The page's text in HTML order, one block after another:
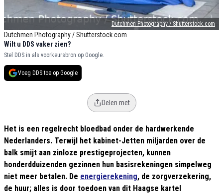
Dutchmen Photography / Shutterstock.com
Dutchmen Photography / Shutterstock.com
Wilt u DDS vaker zien?
Stel DDS in als voorkeursbron op Google.
Voeg DDS toe op Google
Delen met
Het is een regelrecht bloedbad onder de hardwerkende
Nederlanders. Terwijl het kabinet-Jetten miljarden over de
balk smijt aan zinloze prestigeprojecten, kunnen
honderdduizenden gezinnen hun basisrekeningen simpelweg
niet meer betalen. De energierekening, de zorgverzekering,
de huur; alles is door toedoen van dit Haagse kartel